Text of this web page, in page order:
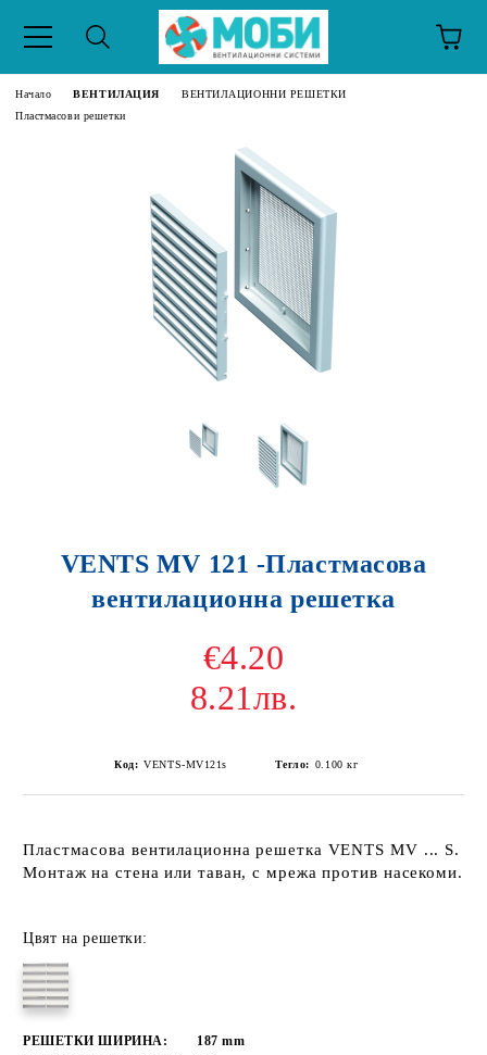
Начало ВЕНТИЛАЦИЯ
ВЕНТИЛАЦИОННИ РЕШЕТКИ
Пластмасови решетки
VENTS MV 121 -Пластмасова
вентилационна решетка
€4.20
8.21лв.
Код: VENTS-MV121s Тегло: 0.100 кг
Пластмасова вентилационна решетка VENTS MV ... S.
Монтаж на стена или таван, с мрежа против насекоми.
Цвят на решетки:
РЕШЕТКИ ШИРИНА: 187mm